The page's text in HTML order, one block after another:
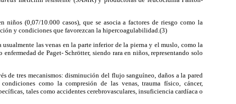
niños (0,07/10.000 casos), que se asocia a factores de riesgo como la
y condiciones que favorezcan la hipercoagulabilidad.(3)
las venas en la parte inferior de la pierna y el muslo, como la
de Paget- Schrötter, siendo rara en niños, representando solo
de tres mecanismos: disminución del flujo sanguíneo, daños a la pared
como la compresión de las venas, trauma físico, cáncer,
tales como accidentes cerebrovasculares, insuficiencia cardíaca o